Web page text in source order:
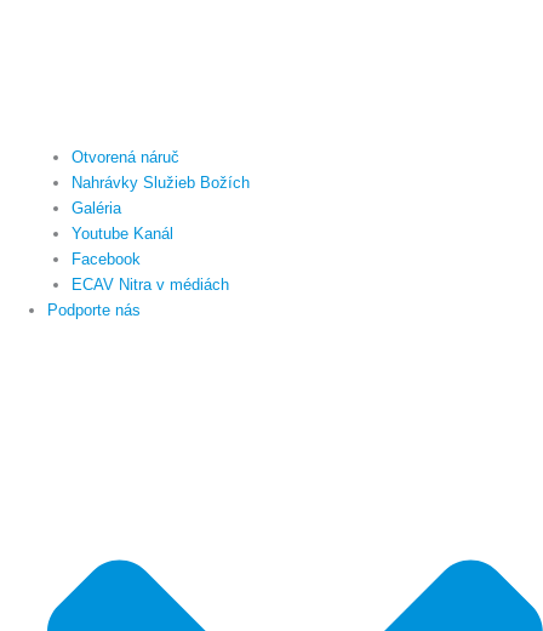
Otvorená náruč
Nahrávky Služieb Božích
Galéria
Youtube Kanál
Facebook
ECAV Nitra v médiách
Podporte nás